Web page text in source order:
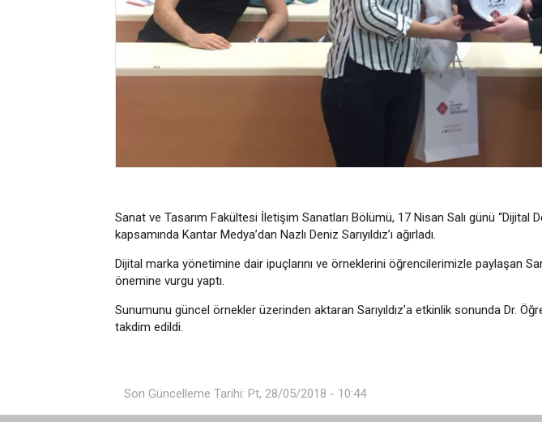
Sanat ve Tasarım Fakültesi İletişim Sanatları Bölümü, 17 Nisan Salı günü “Dijital
kapsamında Kantar Medya’dan Nazlı Deniz Sarıyıldız’ı ağırladı.
Dijital marka yönetimine dair ipuçlarını ve örneklerini öğrencilerimizle paylaşan
önemine vurgu yaptı.
Sunumunu güncel örnekler üzerinden aktaran Sarıyıldız’a etkinlik sonunda Dr.
takdim edildi.
Son Güncelleme Tarihi: Pt, 28/05/2018 - 10:44